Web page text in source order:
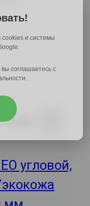
и системы
соглашаетесь с